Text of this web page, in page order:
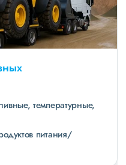
температурные,
питания/